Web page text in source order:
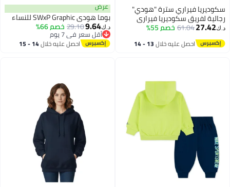
سكوديريا فيراري سترة "هودي"
رجالية لفريق سكوديريا فيراري
للفورمولا 1
د.ك‏27.42
61.04خصم 55%
احصل عليه خلال 13 - 14
عرض
بوما هودي SWxP Graphic للنساء
د.ك‏9.64
29.10خصم 66%
أقل سعر في 7 يوم
أقل سعر في 7 يوماحصل عليه خلال 14 - 15